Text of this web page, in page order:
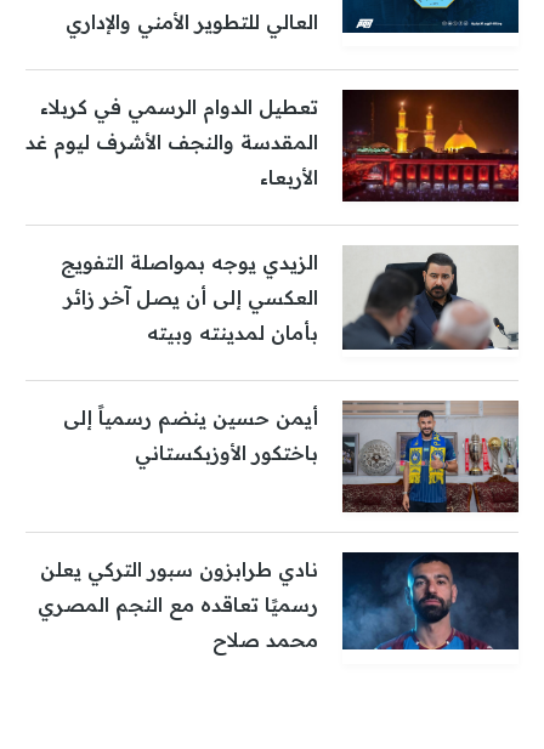
العالي للتطوير الأمني والإداري
تعطيل الدوام الرسمي في كربلاء
المقدسة والنجف الأشرف ليوم غد
الأربعاء
الزيدي يوجه بمواصلة التفويج
العكسي إلى أن يصل آخر زائر
بأمان لمدينته وبيته
أيمن حسين ينضم رسمياً إلى
باختكور الأوزبكستاني
نادي طرابزون سبور التركي يعلن
رسميًا تعاقده مع النجم المصري
محمد صلاح